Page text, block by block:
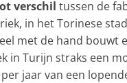
verschil tussen de
in het Torinese
met de hand bouwt
in Turijn straks een
per jaar van een